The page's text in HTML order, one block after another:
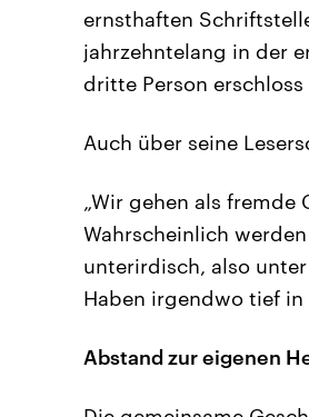
ernsthaften
jahrzehntelang in der
dritte Person
Auch über seine
„Wir gehen als fremde
Wahrscheinlich
unterirdisch, also
Haben irgendwo tief in
Abstand zur eigenen